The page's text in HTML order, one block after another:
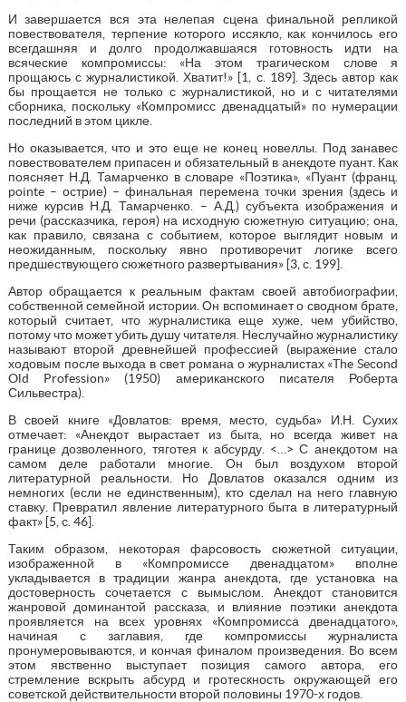
И завершается вся эта нелепая сцена финальной репликой
повествователя, терпение которого иссякло, как кончилось его
всегдашняя и долго продолжавшаяся готовность идти на
всяческие компромиссы: «На этом трагическом слове я
прощаюсь с журналистикой. Хватит!» [1, с. 189]. Здесь автор как
бы прощается не только с журналистикой, но и с читателями
сборника, поскольку «Компромисс двенадцатый» по нумерации
последний в этом цикле.
Но оказывается, что и это еще не конец новеллы. Под занавес
повествователем припасен и обязательный в анекдоте пуант. Как
поясняет Н.Д. Тамарченко в словаре «Поэтика», «Пуант (франц.
pointe – острие) – финальная перемена точки зрения (здесь и
ниже курсив Н.Д. Тамарченко. – А.Д.) субъекта изображения и
речи (рассказчика, героя) на исходную сюжетную ситуацию; она,
как правило, связана с событием, которое выглядит новым и
неожиданным, поскольку явно противоречит логике всего
предшествующего сюжетного развертывания» [3, с. 199].
Автор обращается к реальным фактам своей автобиографии,
собственной семейной истории. Он вспоминает о сводном брате,
который считает, что журналистика еще хуже, чем убийство,
потому что может убить душу читателя. Неслучайно журналистику
называют второй древнейшей профессией (выражение стало
ходовым после выхода в свет романа о журналистах «The Second
Old Profession» (1950) американского писателя Роберта
Сильвестра).
В своей книге «Довлатов: время, место, судьба» И.Н. Сухих
отмечает: «Анекдот вырастает из быта, но всегда живет на
границе дозволенного, тяготея к абсурду. <…> С анекдотом на
самом деле работали многие. Он был воздухом второй
литературной реальности. Но Довлатов оказался одним из
немногих (если не единственным), кто сделал на него главную
ставку. Превратил явление литературного быта в литературный
факт» [5, с. 46].
Таким образом, некоторая фарсовость сюжетной ситуации,
изображенной в «Компромиссе двенадцатом» вполне
укладывается в традиции жанра анекдота, где установка на
достоверность сочетается с вымыслом. Анекдот становится
жанровой доминантой рассказа, и влияние поэтики анекдота
проявляется на всех уровнях «Компромисса двенадцатого»,
начиная с заглавия, где компромиссы журналиста
пронумеровываются, и кончая финалом произведения. Во всем
этом явственно выступает позиция самого автора, его
стремление вскрыть абсурд и гротескность окружающей его
советской действительности второй половины 1970-х годов.